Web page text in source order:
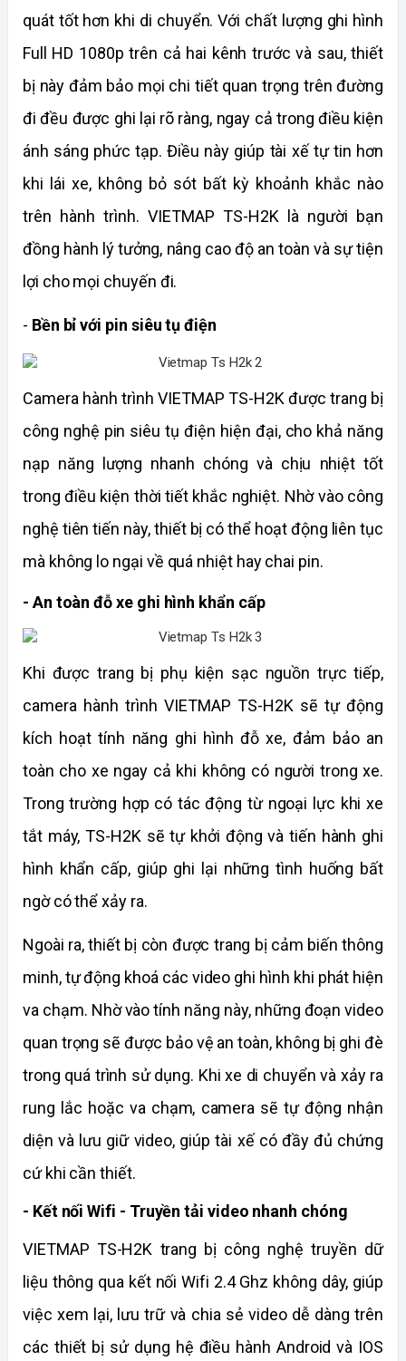
quát tốt hơn khi di chuyển. Với chất lượng ghi hình
Full HD 1080p trên cả hai kênh trước và sau, thiết
bị này đảm bảo mọi chi tiết quan trọng trên đường
đi đều được ghi lại rõ ràng, ngay cả trong điều kiện
ánh sáng phức tạp. Điều này giúp tài xế tự tin hơn
khi lái xe, không bỏ sót bất kỳ khoảnh khắc nào
trên hành trình. VIETMAP TS-H2K là người bạn
đồng hành lý tưởng, nâng cao độ an toàn và sự tiện
lợi cho mọi chuyến đi.
- Bền bỉ với pin siêu tụ điện
Camera hành trình VIETMAP TS-H2K được trang bị
công nghệ pin siêu tụ điện hiện đại, cho khả năng
nạp năng lượng nhanh chóng và chịu nhiệt tốt
trong điều kiện thời tiết khắc nghiệt. Nhờ vào công
nghệ tiên tiến này, thiết bị có thể hoạt động liên tục
mà không lo ngại về quá nhiệt hay chai pin.
- An toàn đỗ xe ghi hình khẩn cấp
Khi được trang bị phụ kiện sạc nguồn trực tiếp,
camera hành trình VIETMAP TS-H2K sẽ tự động
kích hoạt tính năng ghi hình đỗ xe, đảm bảo an
toàn cho xe ngay cả khi không có người trong xe.
Trong trường hợp có tác động từ ngoại lực khi xe
tắt máy, TS-H2K sẽ tự khởi động và tiến hành ghi
hình khẩn cấp, giúp ghi lại những tình huống bất
ngờ có thể xảy ra.
Ngoài ra, thiết bị còn được trang bị cảm biến thông
minh, tự động khoá các video ghi hình khi phát hiện
va chạm. Nhờ vào tính năng này, những đoạn video
quan trọng sẽ được bảo vệ an toàn, không bị ghi đè
trong quá trình sử dụng. Khi xe di chuyển và xảy ra
rung lắc hoặc va chạm, camera sẽ tự động nhận
diện và lưu giữ video, giúp tài xế có đầy đủ chứng
cứ khi cần thiết.
- Kết nối Wifi - Truyền tải video nhanh chóng
VIETMAP TS-H2K trang bị công nghệ truyền dữ
liệu thông qua kết nối Wifi 2.4 Ghz không dây, giúp
việc xem lại, lưu trữ và chia sẻ video dễ dàng trên
các thiết bị sử dụng hệ điều hành Android và IOS